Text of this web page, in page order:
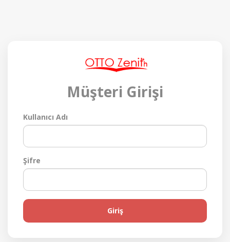
Müşteri Girişi
Kullanıcı Adı
Şifre
Giriş